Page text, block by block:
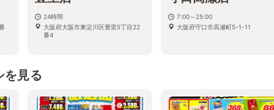
24時間
大阪府大阪市東淀川区豊里5丁目22
番4
7:00～25:00
大阪府守口市高瀬町5-1-11
を見る